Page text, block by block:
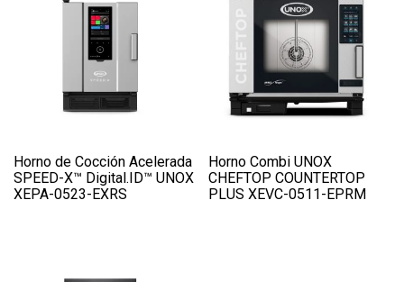
Horno de Cocción Acelerada
SPEED-X™ Digital.ID™ UNOX
XEPA-0523-EXRS
Horno Combi UNOX
CHEFTOP COUNTERTOP
PLUS XEVC-0511-EPRM